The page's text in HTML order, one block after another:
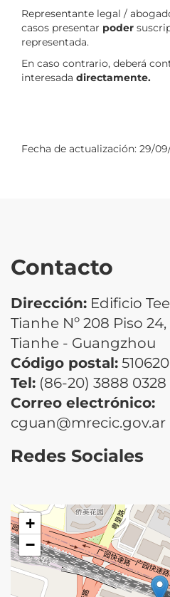
Representante legal /
casos presentar poder
representada.
En caso contrario, deberá
interesada directamente.
Fecha de actualización: 29/
Contacto
Dirección: Edificio
Tianhe Nº 208 Piso
Tianhe - Guangzhou
Código postal: 510620
Tel: (86-20) 3888 0328
Correo electrónico:
cguan@mrecic.gov.ar
Redes Sociales
+
−